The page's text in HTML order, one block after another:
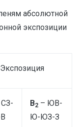
абсолютной
экспозиции
Экспозиция
В2 – ЮВ-
Ю-ЮЗ-З